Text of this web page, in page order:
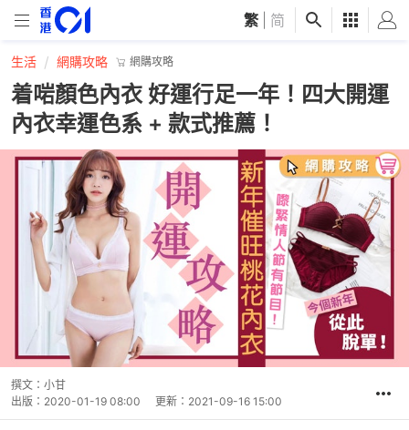
繁 简
生活 網購攻略 網購攻略
着啱顏色內衣 好運行足一年！四大開運
內衣幸運色系 + 款式推薦！
撰文： 小甘
出版： 2020-01-19 08:00 更新： 2021-09-16 15:00